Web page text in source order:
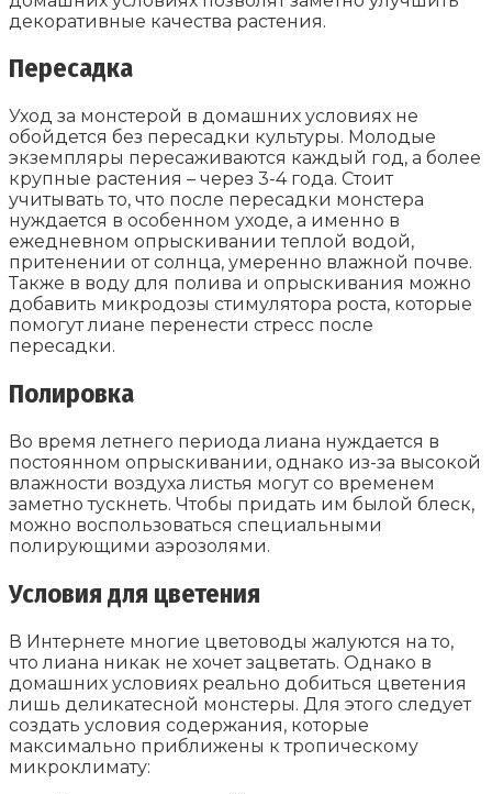
декоративные качества растения.
Пересадка
Уход за монстерой в домашних условиях не
обойдется без пересадки культуры. Молодые
экземпляры пересаживаются каждый год, а более
крупные растения – через 3-4 года. Стоит
учитывать то, что после пересадки монстера
нуждается в особенном уходе, а именно в
ежедневном опрыскивании теплой водой,
притенении от солнца, умеренно влажной почве.
Также в воду для полива и опрыскивания можно
добавить микродозы стимулятора роста, которые
помогут лиане перенести стресс после
пересадки.
Полировка
Во время летнего периода лиана нуждается в
постоянном опрыскивании, однако из-за высокой
влажности воздуха листья могут со временем
заметно тускнеть. Чтобы придать им былой блеск,
можно воспользоваться специальными
полирующими аэрозолями.
Условия для цветения
В Интернете многие цветоводы жалуются на то,
что лиана никак не хочет зацветать. Однако в
домашних условиях реально добиться цветения
лишь деликатесной монстеры. Для этого следует
создать условия содержания, которые
максимально приближены к тропическому
микроклимату: